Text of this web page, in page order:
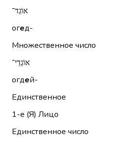
אוֹגֵד־
огед-
Множественное число
אוֹגְדֵי־
огдей-
Единственное
1-е (Я) Лицо
Единственное число